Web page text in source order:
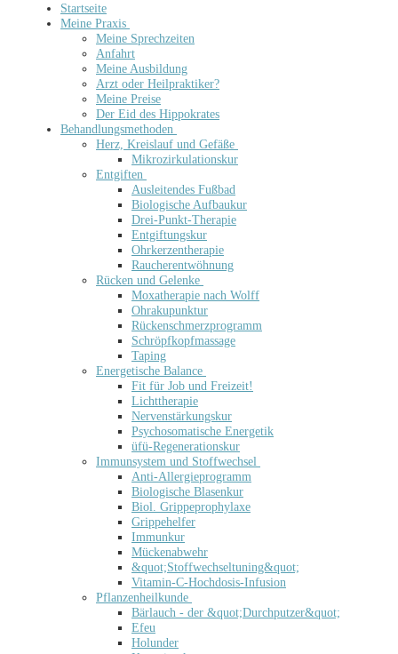
Startseite
Meine Praxis
Meine Sprechzeiten
Anfahrt
Meine Ausbildung
Arzt oder Heilpraktiker?
Meine Preise
Der Eid des Hippokrates
Behandlungsmethoden
Herz, Kreislauf und Gefäße
Mikrozirkulationskur
Entgiften
Ausleitendes Fußbad
Biologische Aufbaukur
Drei-Punkt-Therapie
Entgiftungskur
Ohrkerzentherapie
Raucherentwöhnung
Rücken und Gelenke
Moxatherapie nach Wolff
Ohrakupunktur
Rückenschmerzprogramm
Schröpfkopfmassage
Taping
Energetische Balance
Fit für Job und Freizeit!
Lichttherapie
Nervenstärkungskur
Psychosomatische Energetik
üfü-Regenerationskur
Immunsystem und Stoffwechsel
Anti-Allergieprogramm
Biologische Blasenkur
Biol. Grippeprophylaxe
Grippehelfer
Immunkur
Mückenabwehr
&quot;Stoffwechseltuning&quot;
Vitamin-C-Hochdosis-Infusion
Pflanzenheilkunde
Bärlauch - der &quot;Durchputzer&quot;
Efeu
Holunder